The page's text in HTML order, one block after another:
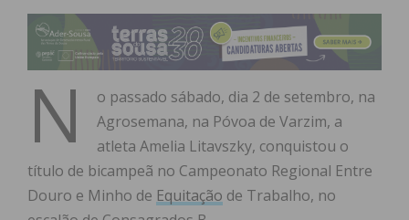
N
o passado sábado, dia 2 de setembro, na
Agrosemana, na Póvoa de Varzim, a
atleta Amelia Litavszky, conquistou o
título de bicampeã no Campeonato Regional Entre
Douro e Minho de Equitação de Trabalho, no